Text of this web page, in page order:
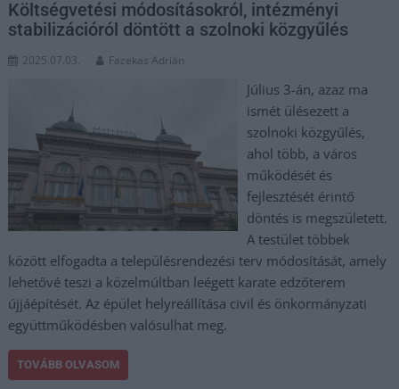
Költségvetési módosításokról, intézményi
stabilizációról döntött a szolnoki közgyűlés
2025.07.03. Fazekas Adrián
Július 3-án, azaz ma
ismét ülésezett a
szolnoki közgyűlés,
ahol több, a város
működését és
fejlesztését érintő
döntés is megszületett.
A testület többek
között elfogadta a településrendezési terv módosítását, amely
lehetővé teszi a közelmúltban leégett karate edzőterem
újjáépítését. Az épület helyreállítása civil és önkormányzati
együttműködésben valósulhat meg.
TOVÁBB OLVASOM